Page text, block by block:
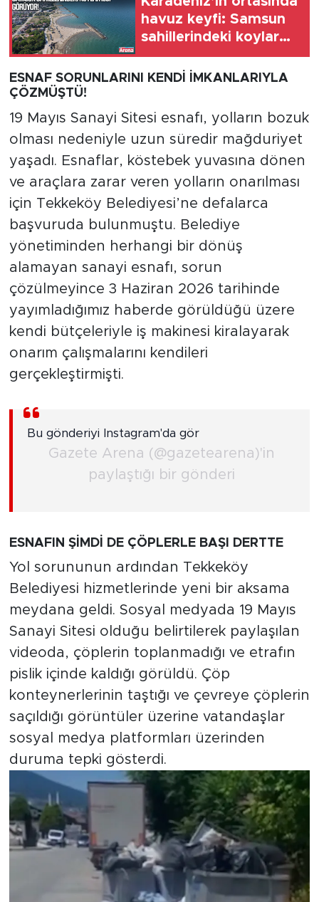
havuz keyfi: Samsun
sahillerindeki koylar
ilgi görüyor
ESNAF SORUNLARINI KENDİ İMKANLARIYLA
ÇÖZMÜŞTÜ!
19 Mayıs Sanayi Sitesi esnafı, yolların bozuk
olması nedeniyle uzun süredir mağduriyet
yaşadı. Esnaflar, köstebek yuvasına dönen
ve araçlara zarar veren yolların onarılması
için Tekkeköy Belediyesi’ne defalarca
başvuruda bulunmuştu. Belediye
yönetiminden herhangi bir dönüş
alamayan sanayi esnafı, sorun
çözülmeyince 3 Haziran 2026 tarihinde
yayımladığımız haberde görüldüğü üzere
kendi bütçeleriyle iş makinesi kiralayarak
onarım çalışmalarını kendileri
gerçekleştirmişti.
Bu gönderiyi Instagram'da gör
Gazete Arena (@gazetearena)'in
paylaştığı bir gönderi
ESNAFIN ŞİMDİ DE ÇÖPLERLE BAŞI DERTTE
Yol sorununun ardından Tekkeköy
Belediyesi hizmetlerinde yeni bir aksama
meydana geldi. Sosyal medyada 19 Mayıs
Sanayi Sitesi olduğu belirtilerek paylaşılan
videoda, çöplerin toplanmadığı ve etrafın
pislik içinde kaldığı görüldü. Çöp
konteynerlerinin taştığı ve çevreye çöplerin
saçıldığı görüntüler üzerine vatandaşlar
sosyal medya platformları üzerinden
duruma tepki gösterdi.